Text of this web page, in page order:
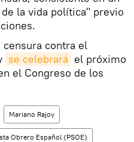
la vida política" previo
censura contra el
se celebrará el próximo
el Congreso de los
Mariano Rajoy
Obrero Español (PSOE)